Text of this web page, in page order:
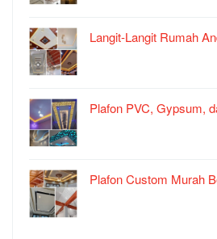
Langit-Langit Rumah
Plafon PVC, Gypsum,
Plafon Custom Murah